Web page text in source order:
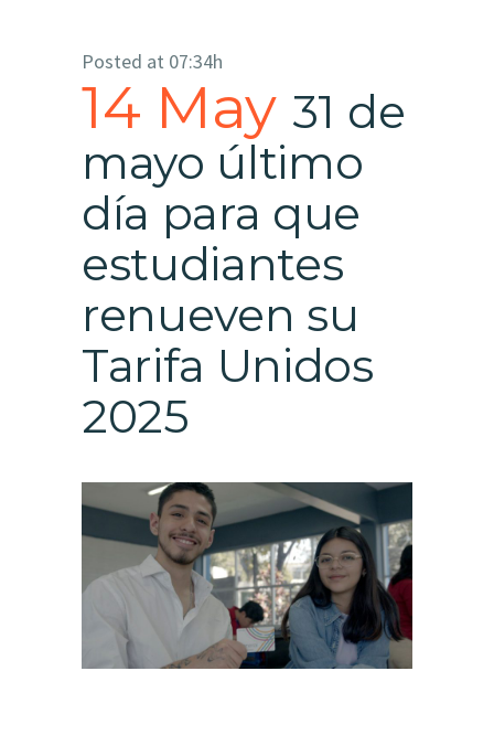
14 May 31 de
mayo último
día para que
estudiantes
renueven su
Tarifa Unidos
2025
Posted at 07:34h